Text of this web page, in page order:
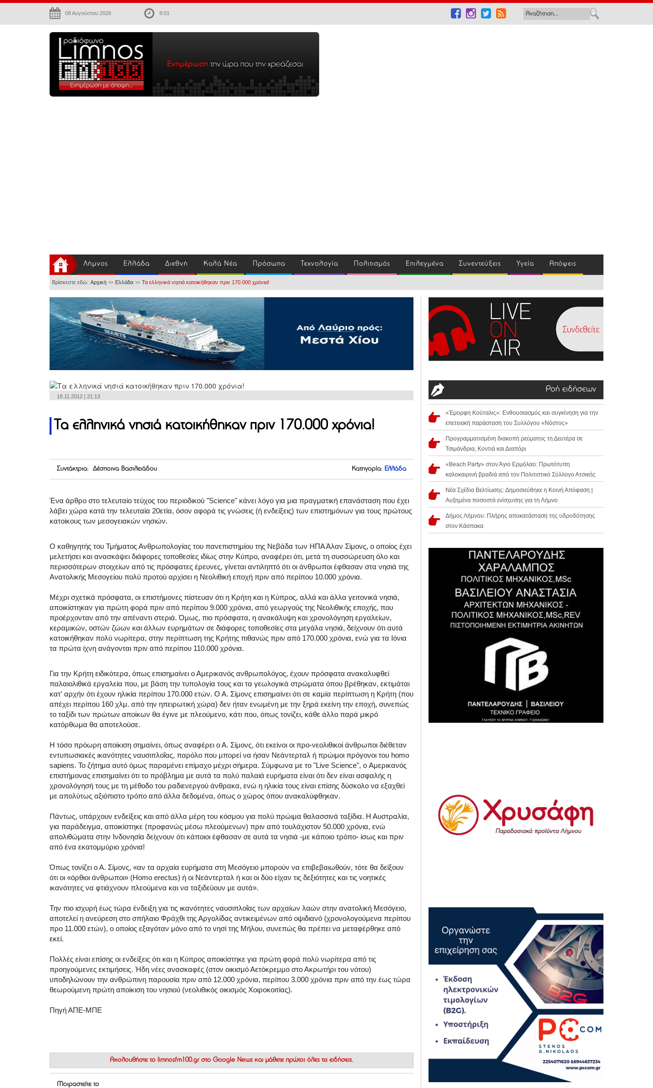
08 Αυγούστου 2026 8:01
Λήμνος Ελλάδα Διεθνή Καλά Νέα Πρόσωπα Τεχνολογία Πολιτισμός Επιλεγμένα Συνεντεύξεις Υγεία Απόψεις
Βρίσκεστε εδώ: Αρχική >> Ελλάδα >> Τα ελληνικά νησιά κατοικήθηκαν πριν 170.000 χρόνια!
18.11.2012 | 21:13
Τα ελληνικά νησιά κατοικήθηκαν πριν 170.000 χρόνια!
Συντάκτρια: Δέσποινα Βασιλειάδου Κατηγορία: Ελλάδα
Ένα άρθρο στο τελευταίο τεύχος του περιοδικού "Science" κάνει λόγο για μια πραγματική επανάσταση που έχει
λάβει χώρα κατά την τελευταία 20ετία, όσον αφορά τις γνώσεις (ή ενδείξεις) των επιστημόνων για τους πρώτους
κατοίκους των μεσογειακών νησιών.
Ο καθηγητής του Τμήματος Ανθρωπολογίας του πανεπιστημίου της Νεβάδα των ΗΠΑ Άλαν Σίμονς, ο οποίος έχει
μελετήσει και ανασκάψει διάφορες τοποθεσίες ιδίως στην Κύπρο, αναφέρει ότι, μετά τη συσσώρευση όλο και
περισσότερων στοιχείων από τις πρόσφατες έρευνες, γίνεται αντιληπτό ότι οι άνθρωποι έφθασαν στα νησιά της
Ανατολικής Μεσογείου πολύ προτού αρχίσει η Νεολιθική εποχή πριν από περίπου 10.000 χρόνια.
Μέχρι σχετικά πρόσφατα, οι επιστήμονες πίστευαν ότι η Κρήτη και η Κύπρος, αλλά και άλλα γειτονικά νησιά,
αποικίστηκαν για πρώτη φορά πριν από περίπου 9.000 χρόνια, από γεωργούς της Νεολιθικής εποχής, που
προέρχονταν από την απέναντι στεριά. Όμως, πιο πρόσφατα, η ανακάλυψη και χρονολόγηση εργαλείων,
κεραμικών, οστών ζώων και άλλων ευρημάτων σε διάφορες τοποθεσίες στα μεγάλα νησιά, δείχνουν ότι αυτά
κατοικήθηκαν πολύ νωρίτερα, στην περίπτωση της Κρήτης πιθανώς πριν από 170.000 χρόνια, ενώ για τα Ιόνια
τα πρώτα ίχνη ανάγονται πριν από περίπου 110.000 χρόνια.
Για την Κρήτη ειδικότερα, όπως επισημαίνει ο Αμερικανός ανθρωπολόγος, έχουν πρόσφατα ανακαλυφθεί
παλαιολιθικά εργαλεία που, με βάση την τυπολογία τους και τα γεωλογικά στρώματα όπου βρέθηκαν, εκτιμάται
κατ' αρχήν ότι έχουν ηλικία περίπου 170.000 ετών. Ο Α. Σίμονς επισημαίνει ότι σε καμία περίπτωση η Κρήτη (που
απέχει περίπου 160 χλμ. από την ηπειρωτική χώρα) δεν ήταν ενωμένη με την ξηρά εκείνη την εποχή, συνεπώς
το ταξίδι των πρώτων αποίκων θα έγινε με πλεούμενο, κάτι που, όπως τονίζει, κάθε άλλο παρά μικρό
κατόρθωμα θα αποτελούσε.
Η τόσο πρόωρη αποίκιση σημαίνει, όπως αναφέρει ο Α. Σίμονς, ότι εκείνοι οι προ-νεολιθικοί άνθρωποι διέθεταν
εντυπωσιακές ικανότητες ναυσιπλοΐας, παρόλο που μπορεί να ήσαν Νεάντερταλ ή πρώιμοι πρόγονοι του homo
sapiens. Το ζήτημα αυτό όμως παραμένει επίμαχο μέχρι σήμερα. Σύμφωνα με το "Live Science", o Αμερικανός
επιστήμονας επισημαίνει ότι το πρόβλημα με αυτά τα πολύ παλαιά ευρήματα είναι ότι δεν είναι ασφαλής η
χρονολόγησή τους με τη μέθοδο του ραδιενεργού άνθρακα, ενώ η ηλικία τους είναι επίσης δύσκολο να εξαχθεί
με απολύτως αξιόπιστο τρόπο από άλλα δεδομένα, όπως ο χώρος όπου ανακαλύφθηκαν.
Πάντως, υπάρχουν ενδείξεις και από άλλα μέρη του κόσμου για πολύ πρώιμα θαλασσινά ταξίδια. Η Αυστραλία,
για παράδειγμα, αποικίστηκε (προφανώς μέσω πλεούμενων) πριν από τουλάχιστον 50.000 χρόνια, ενώ
απολιθώματα στην Ινδονησία δείχνουν ότι κάποιοι έφθασαν σε αυτά τα νησιά -με κάποιο τρόπο- ίσως και πριν
από ένα εκατομμύριο χρόνια!
Όπως τονίζει ο Α. Σίμονς, «αν τα αρχαία ευρήματα στη Μεσόγειο μπορούν να επιβεβαιωθούν, τότε θα δείξουν
ότι οι «όρθιοι άνθρωποι» (Homo erectus) ή οι Νεάντερταλ ή και οι δύο είχαν τις δεξιότητες και τις νοητικές
ικανότητες να φτιάχνουν πλεούμενα και να ταξιδεύουν με αυτά».
Την πιο ισχυρή έως τώρα ένδειξη για τις ικανότητες ναυσιπλοΐας των αρχαίων λαών στην ανατολική Μεσόγειο,
αποτελεί η ανεύρεση στο σπήλαιο Φράχθι της Αργολίδας αντικειμένων από οψιδιανό (χρονολογούμενα περίπου
προ 11.000 ετών), ο οποίος εξαγόταν μόνο από το νησί της Μήλου, συνεπώς θα πρέπει να μεταφέρθηκε από
εκεί.
Πολλές είναι επίσης οι ενδείξεις ότι και η Κύπρος αποικίστηκε για πρώτη φορά πολύ νωρίτερα από τις
προηγούμενες εκτιμήσεις. Ήδη νέες ανασκαφές (στον οικισμό Αετόκρεμμο στο Ακρωτήρι του νότου)
υποδηλώνουν την ανθρώπινη παρουσία πριν από 12.000 χρόνια, περίπου 3.000 χρόνια πριν από την έως τώρα
θεωρούμενη πρώτη αποίκιση του νησιού (νεολιθικός οικισμός Χοιροκοιτίας).
Πηγή ΑΠΕ-ΜΠΕ
Ακολουθήστε το limnosfm100.gr στο Google News και μάθετε πρώτοι όλες τις ειδήσεις.
Μοιραστείτε το
Ροή ειδήσεων
«Έμορφη Κούταλις»: Ενθουσιασμός και συγκίνηση για την
επετειακή παράσταση του Συλλόγου «Νόστος»
Προγραμματισμένη διακοπή ρεύματος τη Δευτέρα σε
Τσιμάνδρια, Κοντιά και Διαπόρι
«Beach Party» στον Άγιο Ερμόλαο: Πρωτότυπη
καλοκαιρινή βραδιά από τον Πολιτιστικό Σύλλογο Ατσικής
Νέα Σχέδια Βελτίωσης: Δημοσιεύθηκε η Κοινή Απόφαση |
Αυξημένα ποσοστά ενίσχυσης για τη Λήμνο
Δήμος Λήμνου: Πλήρης αποκατάσταση της υδροδότησης
στον Κάσπακα